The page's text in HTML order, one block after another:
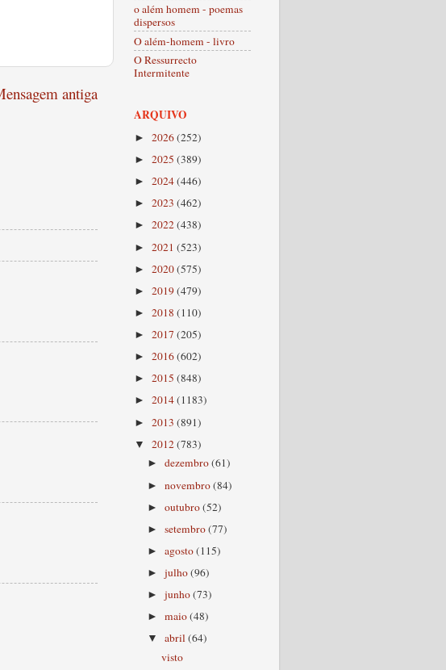
antiga
o além homem - poemas
dispersos
O além-homem - livro
O Ressurrecto
Intermitente
ARQUIVO
► 2026(252)
► 2025 (389)
► 2024(446)
► 2023 (462)
► 2022(438)
► 2021 (523)
► 2020(575)
► 2019(479)
► 2018 (110)
► 2017 (205)
► 2016(602)
► 2015 (848)
► 2014(1183)
► 2013 (891)
▼ 2012(783)
►dezembro(61)
►novembro(84)
►outubro(52)
►setembro(77)
►agosto(115)
►julho(96)
►junho(73)
►maio(48)
▼abril(64)
visto